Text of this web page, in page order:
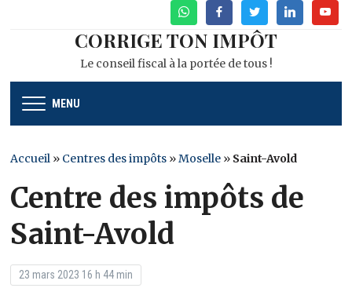
WhatsAppFacebookTwitterLinkedin
CORRIGE TON IMPÔT
Le conseil fiscal à la portée de tous !
MENU
Accueil » Centres des impôts »Moselle » Saint-Avold
Centre des impôts de
Saint-Avold
23 mars 2023 16 h 44 min